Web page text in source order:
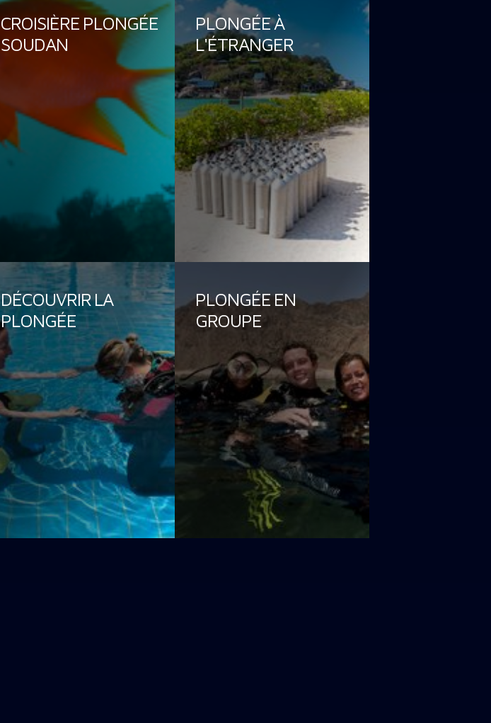
CROISIÈRE PLONGÉE
SOUDAN
PLONGÉE À
L'ÉTRANGER
DÉCOUVRIR LA
PLONGÉE
PLONGÉE EN
GROUPE